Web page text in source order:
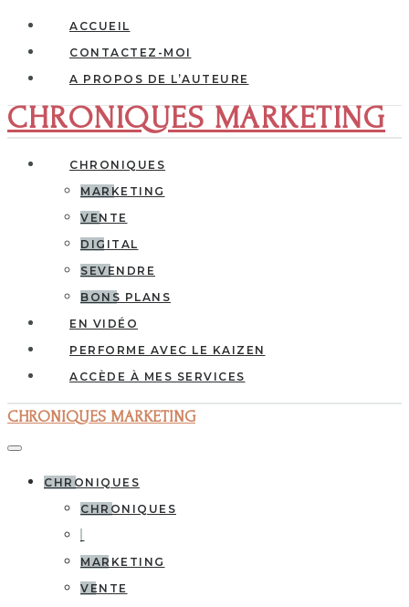
ACCUEIL
CONTACTEZ-MOI
A PROPOS DE L’AUTEURE
CHRONIQUES MARKETING
CHRONIQUES
MARKETING
VENTE
DIGITAL
SEVENDRE
BONS PLANS
EN VIDÉO
PERFORME AVEC LE KAIZEN
ACCÈDE À MES SERVICES
CHRONIQUES MARKETING
CHRONIQUES
CHRONIQUES
MARKETING
VENTE